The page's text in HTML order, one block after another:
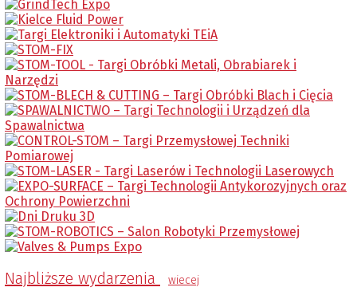
Najbliższe wydarzenia wiecej